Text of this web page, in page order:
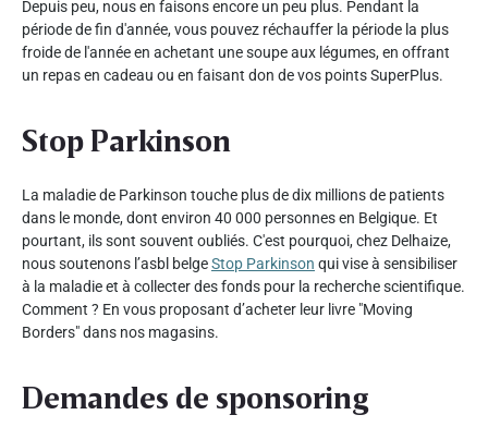
Depuis peu, nous en faisons encore un peu plus. Pendant la
période de fin d'année, vous pouvez réchauffer la période la plus
froide de l'année en achetant une soupe aux légumes, en offrant
un repas en cadeau ou en faisant don de vos points SuperPlus.
Stop Parkinson
La maladie de Parkinson touche plus de dix millions de patients
dans le monde, dont environ 40 000 personnes en Belgique. Et
pourtant, ils sont souvent oubliés. C'est pourquoi, chez Delhaize,
nous soutenons l’asbl belgeStop Parkinson qui vise à sensibiliser
à la maladie et à collecter des fonds pour la recherche scientifique.
Comment ? En vous proposant d’acheter leur livre "Moving
Borders" dans nos magasins.
Demandes de sponsoring